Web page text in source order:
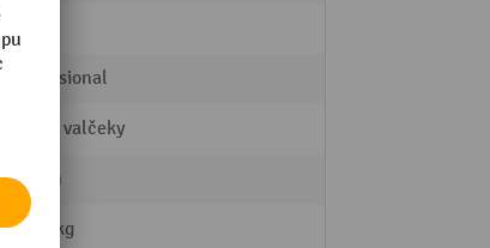
Professional
Nosné valčeky
F6 mm
0,153 kg